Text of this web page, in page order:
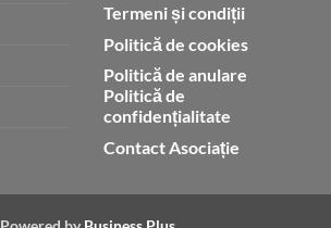
Termeni și condiții
Politică de cookies
Politică de anulare
Politică de
confidențialitate
Contact Asociație